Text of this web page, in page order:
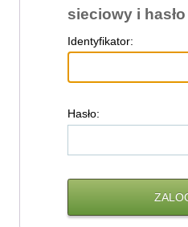
sieciowy i hasło
Identyfikator:
Hasło: